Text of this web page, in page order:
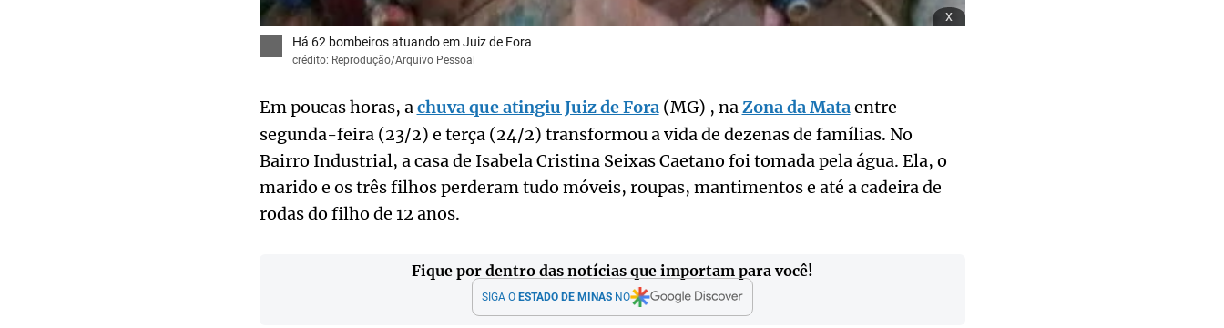
x
Há 62 bombeiros atuando em Juiz de Fora
crédito: Reprodução/Arquivo Pessoal
Em poucas horas, achuva que atingiu Juiz de Fora(MG) , naZona da Mataentre
segunda-feira (23/2) e terça (24/2) transformou a vida de dezenas de famílias. No
Bairro Industrial, a casa de Isabela Cristina Seixas Caetano foi tomada pela água. Ela, o
marido e os três filhos perderam tudo móveis, roupas, mantimentos e até a cadeira de
rodas do filho de 12 anos.
Fique por dentro das notícias que importam para você!
SIGA O ESTADO DE MINASNO